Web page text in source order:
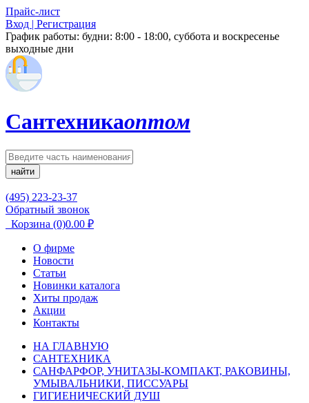
Прайс-лист
Вход | Регистрация
График работы: будни: 8:00 - 18:00, суббота и воскресенье
выходные дни
Сантехникаоптом
найти
(495) 223-23-37
Обратный звонок
Корзина (0)0.00 ₽
О фирме
Новости
Статьи
Новинки каталога
Хиты продаж
Акции
Контакты
НА ГЛАВНУЮ
САНТЕХНИКА
САНФАРФОР, УНИТАЗЫ-КОМПАКТ, РАКОВИНЫ,
УМЫВАЛЬНИКИ, ПИССУАРЫ
ГИГИЕНИЧЕСКИЙ ДУШ